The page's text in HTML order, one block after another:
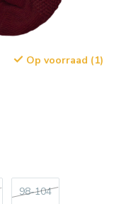
Op voorraad (1)
98-104